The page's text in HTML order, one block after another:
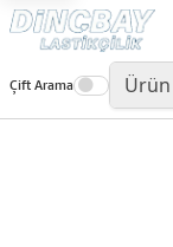
Çift Arama